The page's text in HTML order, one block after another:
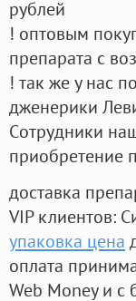
рублей
! оптовым
препарата с
! так же у нас
дженерики
Cотрудники
приобретение
доставка
VIP клиентов:
упаковка цена
оплата
Web Money и с